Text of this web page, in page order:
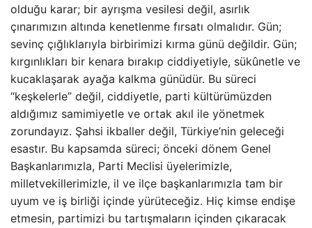
olduğu karar; bir ayrışma vesilesi değil, asırlık
çınarımızın altında kenetlenme fırsatı olmalıdır. Gün;
sevinç çığlıklarıyla birbirimizi kırma günü değildir. Gün;
kırgınlıkları bir kenara bırakıp ciddiyetiyle, sükûnetle ve
kucaklaşarak ayağa kalkma günüdür. Bu süreci
“keşkelerle” değil, ciddiyetle, parti kültürümüzden
aldığımız samimiyetle ve ortak akıl ile yönetmek
zorundayız. Şahsi ikballer değil, Türkiye’nin geleceği
esastır. Bu kapsamda süreci; önceki dönem Genel
Başkanlarımızla, Parti Meclisi üyelerimizle,
milletvekillerimizle, il ve ilçe başkanlarımızla tam bir
uyum ve iş birliği içinde yürüteceğiz. Hiç kimse endişe
etmesin, partimizi bu tartışmaların içinden çıkaracak